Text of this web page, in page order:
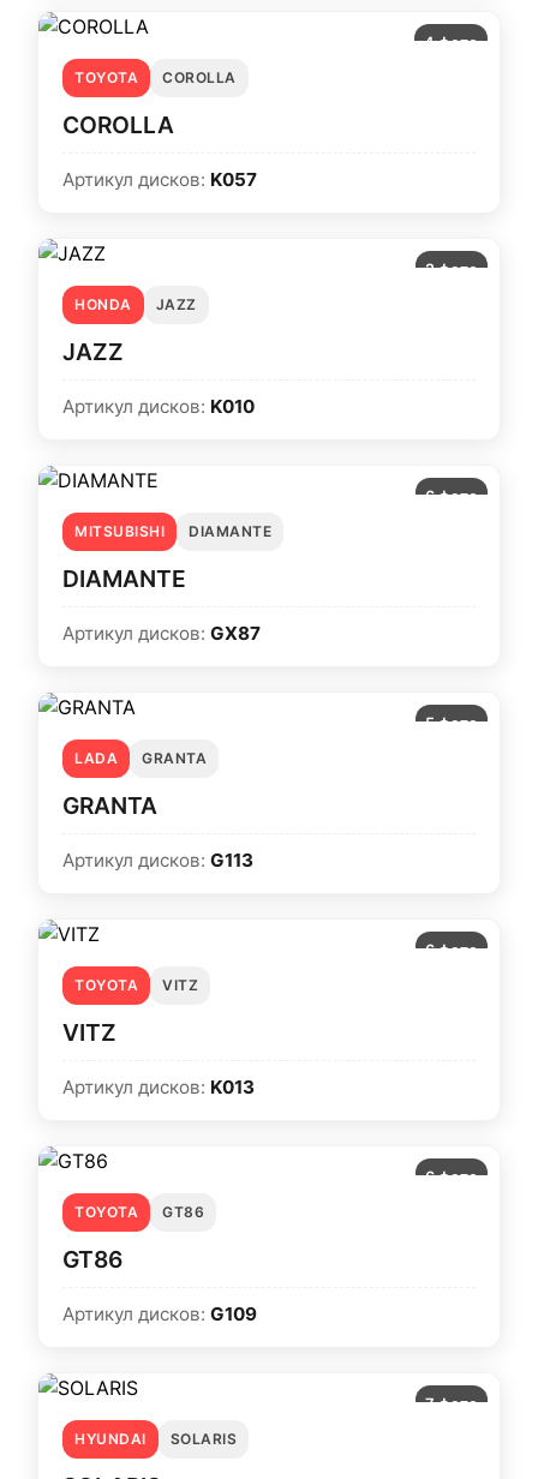
4 фото
TOYOTA
COROLLA
COROLLA
Артикул дисков: K057
2 фото
HONDA
JAZZ
JAZZ
Артикул дисков: K010
6 фото
MITSUBISHI
DIAMANTE
DIAMANTE
Артикул дисков: GX87
5 фото
LADA
GRANTA
GRANTA
Артикул дисков: G113
6 фото
TOYOTA
VITZ
VITZ
Артикул дисков: K013
6 фото
TOYOTA
GT86
GT86
Артикул дисков: G109
7 фото
HYUNDAI
SOLARIS